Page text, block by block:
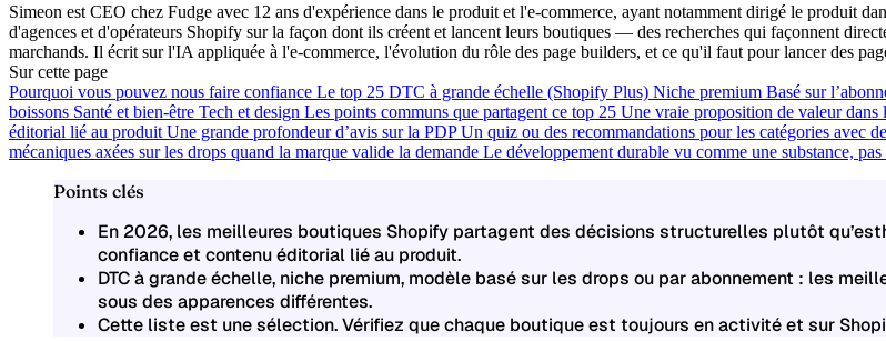
Simeon est CEO chez Fudge avec 12 ans d'expérience dans le produit et l'e-commerce, ayant notamment dirigé le produit
d'agences et d'opérateurs Shopify sur la façon dont ils créent et lancent leurs boutiques — des recherches qui façonnent
marchands. Il écrit sur l'IA appliquée à l'e-commerce, l'évolution du rôle des page builders, et ce qu'il faut pour lancer des
Sur cette page
Pourquoi vous pouvez nous faire confiance Le top 25 DTC à grande échelle (Shopify Plus) Niche premium Basé sur
boissons Santé et bien-être Tech et design Les points communs que partagent ce top 25 Une vraie proposition de valeur dans
éditorial lié au produit Une grande profondeur d’avis sur la PDPUn quiz ou des recommandations pour les catégories avec
mécaniques axées sur les drops quand la marque valide la demande Le développement durable vu comme une substance, pas
Points clés
En 2026, les meilleures boutiques Shopify partagent des décisions structurelles plutôt
confiance et contenu éditorial lié au produit.
DTC à grande échelle, niche premium, modèle basé sur les drops ou par abonnement : les
sous des apparences différentes.
Cette liste est une sélection. Vérifiez que chaque boutique est toujours en activité et sur